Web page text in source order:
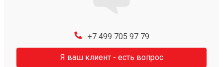
+7 499 705 97 79
Я ваш клиент - есть вопрос